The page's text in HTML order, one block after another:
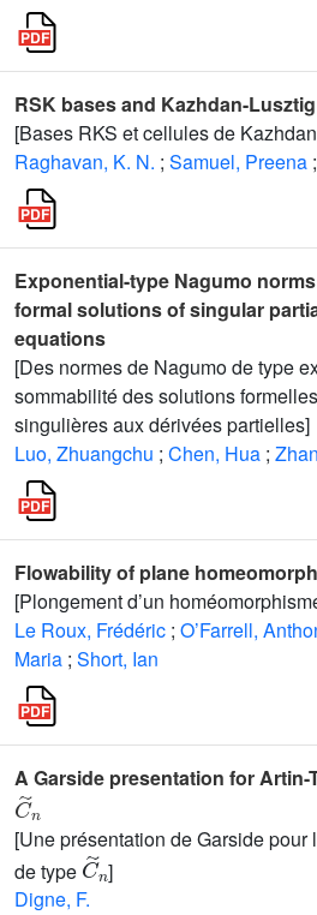
RSK bases and Kazhdan-
[Bases RKS et cellules de
Raghavan, K. N. ; Samuel, Preena ;
Exponential-type Nagumo
formal solutions of singular
equations
[Des normes de Nagumo de type
sommabilité des solutions
singulières aux dérivées partielles]
Luo, Zhuangchu ; Chen, Hua ;
Flowability of plane
[Plongement d’un
Le Roux, Frédéric ; O’Farrell,
Maria ; Short, Ian
A Garside presentation for
C˜n
[Une présentation de Garside pour
de type
C˜n
]
Digne, F.